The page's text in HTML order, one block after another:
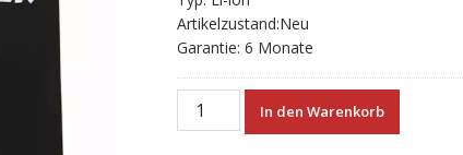
Artikelzustand:Neu
Garantie: 6 Monate
Neue
In den Warenkorb